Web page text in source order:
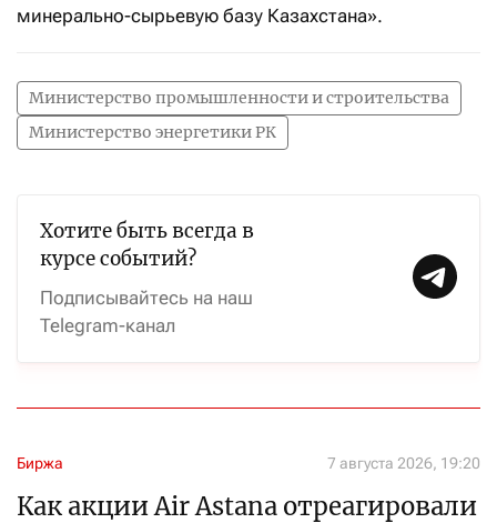
минерально-сырьевую базу Казахстана».
Министерство промышленности и строительства
Министерство энергетики РК
Хотите быть всегда в
курсе событий?
Подписывайтесь на наш
Telegram-канал
Биржа 7 августа 2026, 19:20
Как акции Air Astana отреагировали